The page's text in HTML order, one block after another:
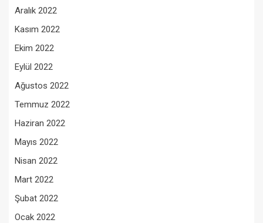
Aralık 2022
Kasım 2022
Ekim 2022
Eylül 2022
Ağustos 2022
Temmuz 2022
Haziran 2022
Mayıs 2022
Nisan 2022
Mart 2022
Şubat 2022
Ocak 2022